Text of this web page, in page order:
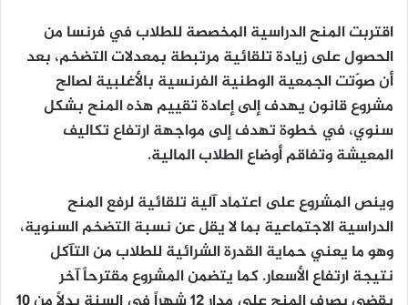
اقتربت المنح الدراسية المخصصة للطلاب في فرنسا من
الحصول على زيادة تلقائية مرتبطة بمعدلات التضخم، بعد
أن صوّتت الجمعية الوطنية الفرنسية بالأغلبية لصالح
مشروع قانون يهدف إلى إعادة تقييم هذه المنح بشكل
سنوي، في خطوة تهدف إلى مواجهة ارتفاع تكاليف
المعيشة وتفاقم أوضاع الطلاب المالية.
وينص المشروع على اعتماد آلية تلقائية لرفع المنح
الدراسية الاجتماعية بما لا يقل عن نسبة التضخم السنوية،
وهو ما يعني حماية القدرة الشرائية للطلاب من التآكل
نتيجة ارتفاع الأسعار. كما يتضمن المشروع مقترحاً آخر